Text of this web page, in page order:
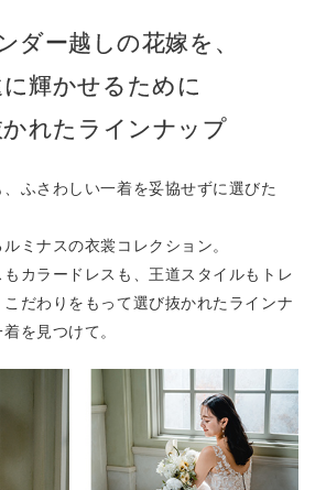
ダー越しの花嫁を、
に輝かせるために
れたラインナップ
、ふさわしい一着を妥協せずに選びた
ミナスの衣裳コレクション。
カラードレスも、王道スタイルもトレ
だわりをもって選び抜かれたラインナ
を見つけて。